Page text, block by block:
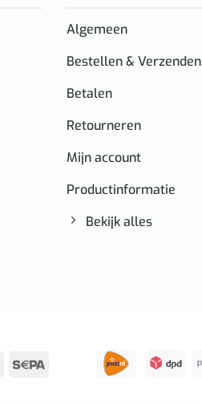
Algemeen
Bestellen & Verzenden
Betalen
Retourneren
Mijn account
Productinformatie
Bekijk alles
Bancontact
Sepa